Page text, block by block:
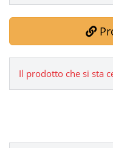
Il prodotto che si sta